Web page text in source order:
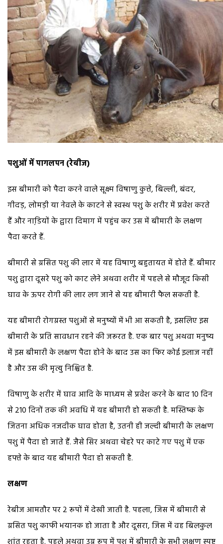
पशुओं में पागलपन (रेबीज)
इस बीमारी को पैदा करने वाले सूक्ष्म विषाणु कुत्ते, बिल्ली, बंदर,
गीदड़, लोमड़ी या नेवले के काटने से स्वस्थ पशु के शरीर में प्रवेश करते
हैं और नाडि़यों के द्वारा दिमाग में पहुंच कर उस में बीमारी के लक्षण
पैदा करते हैं.
बीमारी से ग्रसित पशु की लार में यह विषाणु बहुतायत में होते हैं. बीमार
पशु द्वारा दूसरे पशु को काट लेने अथवा शरीर में पहले से मौजूद किसी
घाव के ऊपर रोगी की लार लग जाने से यह बीमारी फैल सकती है.
यह बीमारी रोगग्रस्त पशुओं से मनुष्यों में भी आ सकती है, इसलिए इस
बीमारी के प्रति सावधान रहने की जरूरत है. एक बार पशु अथवा मनुष्य
में इस बीमारी के लक्षण पैदा होने के बाद उस का फिर कोई इलाज नहीं
है और उस की मृत्यु निश्चित है.
विषाणु के शरीर में घाव आदि के माध्यम से प्रवेश करने के बाद 10 दिन
से 210 दिनों तक की अवधि में यह बीमारी हो सकती है. मस्तिष्क के
जितना अधिक नजदीक घाव होता है, उतनी ही जल्दी बीमारी के लक्षण
पशु में पैदा हो जाते हैं. जैसे सिर अथवा चेहरे पर काटे गए पशु में एक
हफ्ते के बाद यह बीमारी पैदा हो सकती है.
लक्षण
रेबीज आमतौर पर 2 रूपों में देखी जाती है. पहला, जिस में बीमारी से
ग्रसित पशु काफी भयानक हो जाता है और दूसरा, जिस में वह बिलकुल